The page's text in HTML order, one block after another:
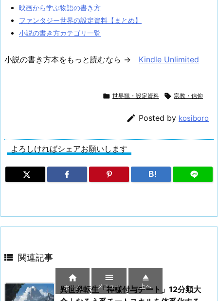
映画から学ぶ物語の書き方
ファンタジー世界の設定資料【まとめ】
小説の書き方カテゴリ一覧
小説の書き方本をもっと読むなら → Kindle Unlimited
 世界観・設定資料  宗教・信仰
 Posted by kosiboro
よろしければシェアお願いします
B!
 関連記事
異世界転生「神様付与チート」12分類大

ホーム

メニュー

上へ